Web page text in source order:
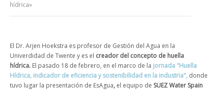
hídrica»
El Dr. Arjen Hoekstra es profesor de Gestión del Agua en la
Univerdidad de Twente y es el creador del concepto de huella
hídrica. El pasado 18 de febrero, en el marco de la jornada "Huella
Hídrica, indicador de eficiencia y sostenibilidad en la industria", donde
tuvo lugar la presentación de EsAgua, el equipo de SUEZ Water Spain